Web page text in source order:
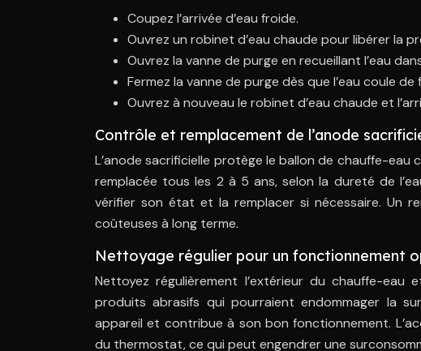
Coupez l’arrivée d’eau froide.
Ouvrez un robinet d’eau chaude pour libérer la
Ouvrez la vanne de purge en recueillant l’eau
Fermez la vanne de purge dès que l’eau coule
Ouvrez à nouveau le robinet d’eau chaude et
Contrôle et remplacement de l’anode
L’anode sacrificielle protège le ballon de chauffe-
remplacée tous les 2 à 5 ans, selon la dureté de
vérifier son état et la remplacer si nécessaire. Un
coûteuses à long terme.
Nettoyage régulier pour un fonctionnement
Nettoyez régulièrement l’extérieur du chauffe-eau
produits abrasifs qui pourraient endommager la
appareil et contribue à son bon fonctionnement.
du thermostat, ce qui peut engendrer une